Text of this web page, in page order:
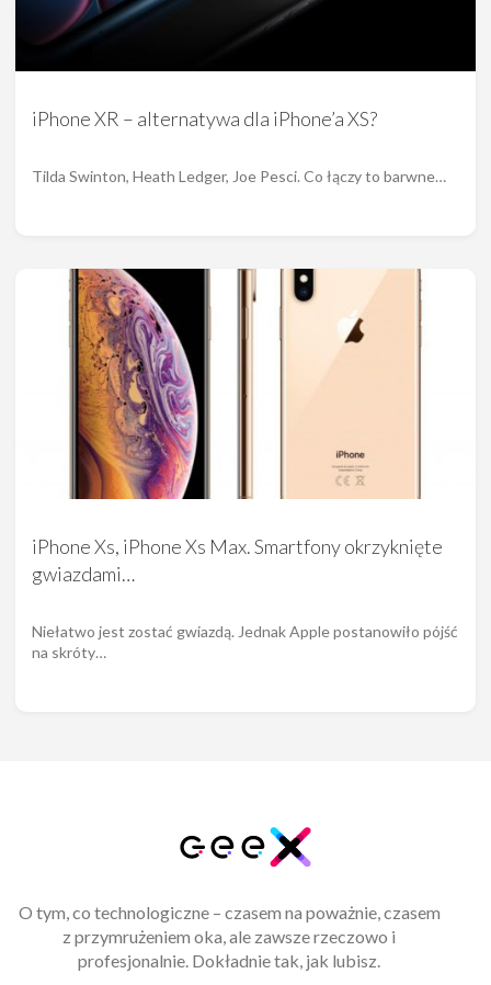
iPhone XR – alternatywa dla iPhone’a XS?
Tilda Swinton, Heath Ledger, Joe Pesci. Co łączy to barwne…
iPhone Xs, iPhone Xs Max. Smartfony okrzyknięte
gwiazdami…
Niełatwo jest zostać gwiazdą. Jednak Apple postanowiło pójść
na skróty…
O tym, co technologiczne – czasem na poważnie, czasem
z przymrużeniem oka, ale zawsze rzeczowo i
profesjonalnie. Dokładnie tak, jak lubisz.